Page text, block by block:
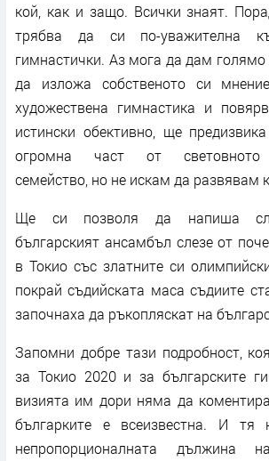
кой, как и защо. Всички знаят.
трябва да си по-уважителна
гимнастички. Аз мога да дам голямо
да изложа собственото си
художествена гимнастика и
истински обективно, ще
огромна част от световното
семейство, но не искам да развявам
Ще си позволя да напиша
българският ансамбъл слезе от
в Токио със златните си
покрай съдийската маса съдиите
започнаха да ръкопляскат на
Запомни добре тази подробност,
за Токио 2020 и за българските
визията им дори няма да
българките е всеизвестна. И
непропорционалната дължина